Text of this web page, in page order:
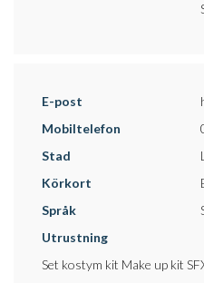
E-post
Mobiltelefon
Stad
Körkort
Språk
Utrustning
Set kostym kit Make up kit